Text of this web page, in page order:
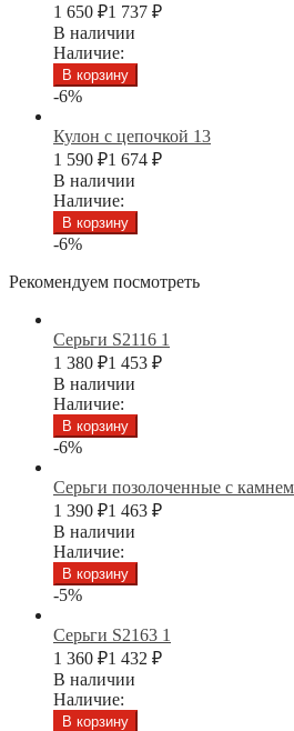
1 650 ₽1 737 ₽
В наличии
Наличие:
В корзину
-6%
Кулон с цепочкой 13
1 590 ₽1 674 ₽
В наличии
Наличие:
В корзину
-6%
Рекомендуем посмотреть
Серьги S2116 1
1 380 ₽1 453 ₽
В наличии
Наличие:
В корзину
-6%
Серьги позолоченные с
1 390 ₽1 463 ₽
В наличии
Наличие:
В корзину
-5%
Серьги S2163 1
1 360 ₽1 432 ₽
В наличии
Наличие:
В корзину